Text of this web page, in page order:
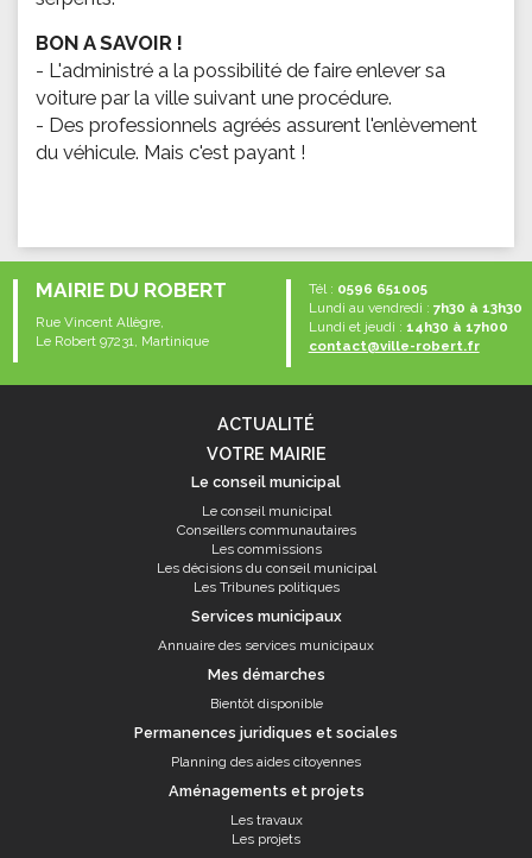
BON A SAVOIR !
- L'administré a la possibilité de faire enlever sa
voiture par la ville suivant une procédure.
- Des professionnels agréés assurent l'enlèvement
du véhicule. Mais c'est payant !
MAIRIE DU ROBERT
Rue Vincent Allègre,
Le Robert 97231, Martinique
Tél : 0596 651005
Lundi au vendredi : 7h30 à 13h30
Lundi et jeudi : 14h30 à 17h00
contact@ville-robert.fr
ACTUALITÉ
VOTRE MAIRIE
Le conseil municipal
Le conseil municipal
Conseillers communautaires
Les commissions
Les décisions du conseil municipal
Les Tribunes politiques
Services municipaux
Annuaire des services municipaux
Mes démarches
Bientôt disponible
Permanences juridiques et sociales
Planning des aides citoyennes
Aménagements et projets
Les travaux
Les projets